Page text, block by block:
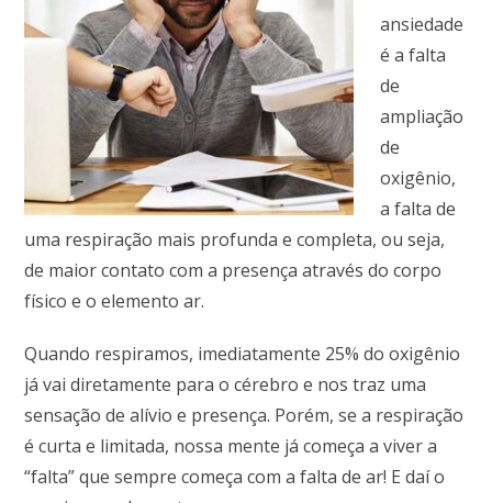
ansiedade
é a falta
de
ampliação
de
oxigênio,
a falta de
uma respiração mais profunda e completa, ou seja,
de maior contato com a presença através do corpo
físico e o elemento ar.
Quando respiramos, imediatamente 25% do oxigênio
já vai diretamente para o cérebro e nos traz uma
sensação de alívio e presença. Porém, se a respiração
é curta e limitada, nossa mente já começa a viver a
“falta” que sempre começa com a falta de ar! E daí o